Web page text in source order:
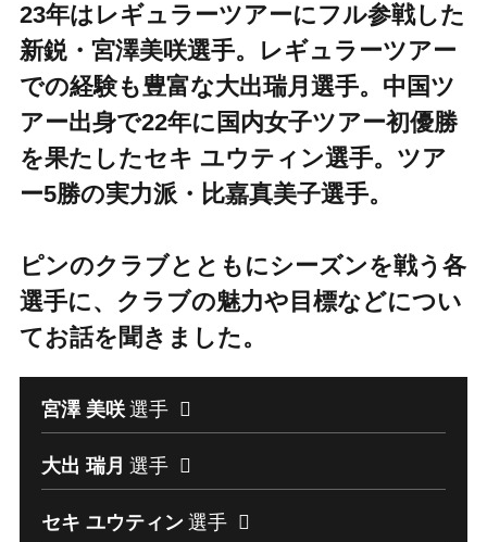
23年はレギュラーツアーにフル参戦した
新鋭・宮澤美咲選手。レギュラーツアー
での経験も豊富な大出瑞月選手。中国ツ
アー出身で22年に国内女子ツアー初優勝
を果たしたセキ ユウティン選手。ツア
ー5勝の実力派・比嘉真美子選手。
ピンのクラブとともにシーズンを戦う各
選手に、クラブの魅力や目標などについ
てお話を聞きました。
宮澤 美咲 選手
大出 瑞月 選手
セキ ユウティン 選手